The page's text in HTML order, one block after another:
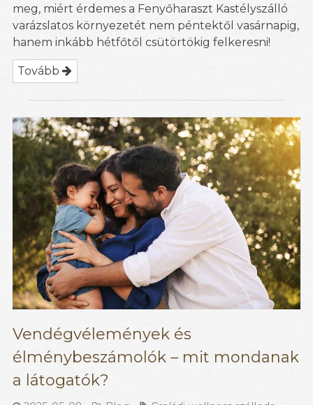
meg, miért érdemes a Fenyőharaszt Kastélyszálló
varázslatos környezetét nem péntektől vasárnapig,
hanem inkább hétfőtől csütörtökig felkeresni!
Tovább
Vendégvélemények és
élménybeszámolók – mit mondanak
a látogatók?